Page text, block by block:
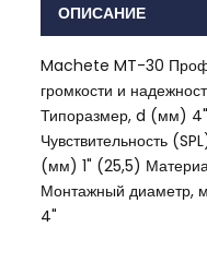
ОПИСАНИЕ
Machete MT-30
громкости и
Типоразмер, d (мм)
Чувствительность
(мм) 1" (25,5)
Монтажный диаметр,
4"